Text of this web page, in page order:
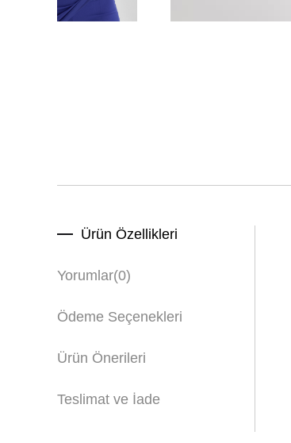
Ürün Özellikleri
Yorumlar(0)
Ödeme Seçenekleri
Ürün Önerileri
Teslimat ve İade